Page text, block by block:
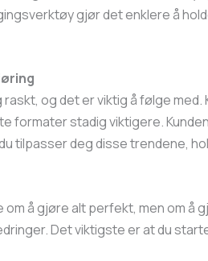
gjør det enklere å
og det er viktig å følge
formater stadig viktigere.
tilpasser deg disse trendene,
om å gjøre alt perfekt, men om
Det viktigste er at du